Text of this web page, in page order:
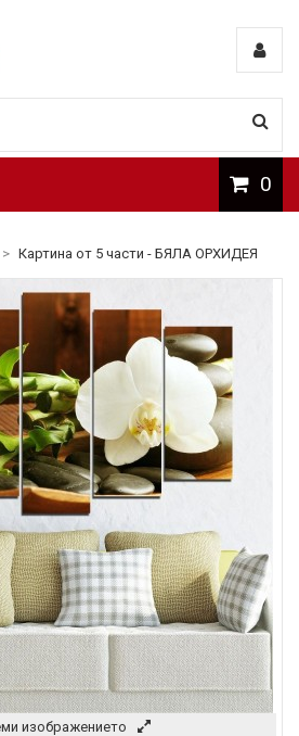
0
> Картина от 5 части - БЯЛА ОРХИДЕЯ
изображението